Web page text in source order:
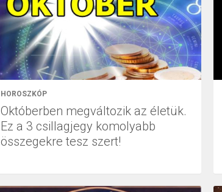
HOROSZKÓP
Októberben megváltozik az életük.
Ez a 3 csillagjegy komolyabb
összegekre tesz szert!